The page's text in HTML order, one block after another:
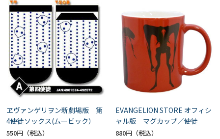
ヱヴァンゲリヲン新劇場版 第
4使徒ソックス(ムービック）
550円
EVANGELION STORE オフィシ
ャル版 マグカップ／使徒
880円